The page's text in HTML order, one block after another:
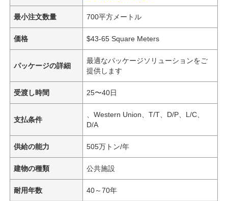
最小注文数量 700平方メートル
価格 $43-65 Square Meters
パッケージの詳細
最適なパッケージソリューションをご
提供します
受渡し時間 25〜40日
支払条件
、Western Union、T/T、D/P、L/C、
D/A
供給の能力 505万トン/年
建物の種類 公共施設
耐用年数 40～70年